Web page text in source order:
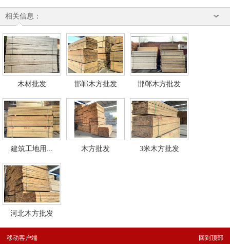
相关信息：
木材批发 邯郸木方批发 邯郸木方批发
建筑工地用... 木方批发 3米木方批发
河北木方批发
移动客户端 回到顶部